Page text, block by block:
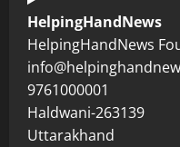
HelpingHandNews
HelpingHandNews
9761000001
Haldwani-263139
Uttarakhand